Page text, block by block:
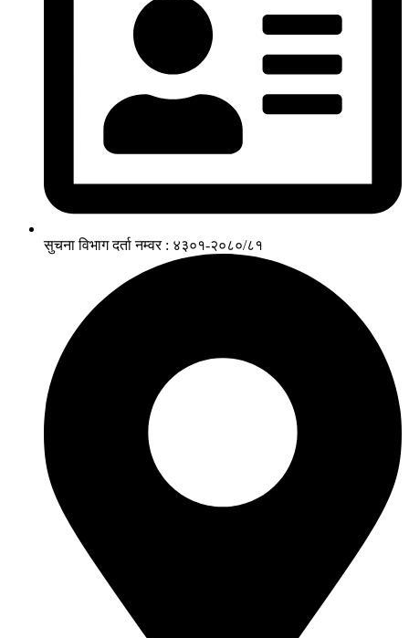
सुचना विभाग दर्ता नम्वर : ४३०१-२०८०/८१